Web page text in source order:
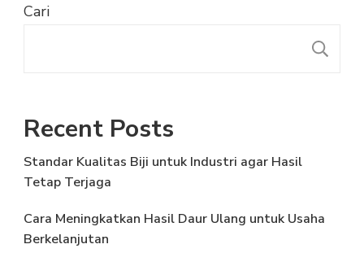
Cari
Recent Posts
Standar Kualitas Biji untuk Industri agar Hasil
Tetap Terjaga
Cara Meningkatkan Hasil Daur Ulang untuk Usaha
Berkelanjutan